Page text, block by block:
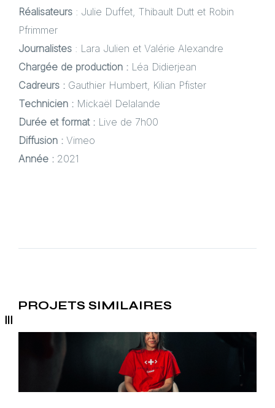
Réalisateurs : Julie Duffet, Thibault Dutt et Robin
Pfrimmer
Journalistes : Lara Julien et Valérie Alexandre
Chargée de production : Léa Didierjean
Cadreurs : Gauthier Humbert, Kilian Pfister
Technicien : Mickaël Delalande
Durée et format : Live de 7h00
Diffusion : Vimeo
Année : 2021
PROJETS SIMILAIRES